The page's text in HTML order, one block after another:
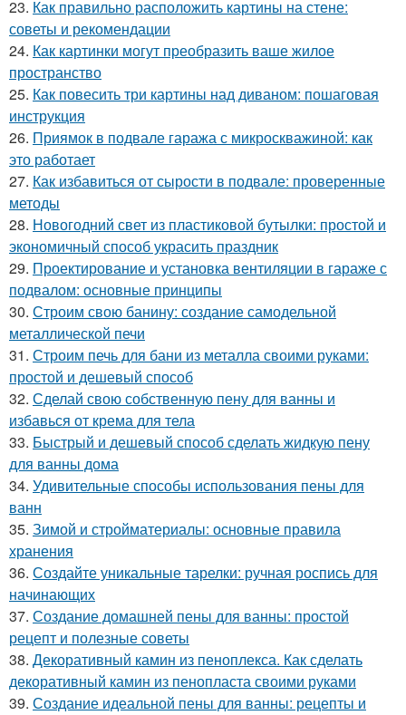
23. Как правильно расположить картины на стене:
советы и рекомендации
24. Как картинки могут преобразить ваше жилое
пространство
25. Как повесить три картины над диваном: пошаговая
инструкция
26. Приямок в подвале гаража с микроскважиной: как
это работает
27. Как избавиться от сырости в подвале: проверенные
методы
28. Новогодний свет из пластиковой бутылки: простой и
экономичный способ украсить праздник
29. Проектирование и установка вентиляции в гараже с
подвалом: основные принципы
30. Строим свою банину: создание самодельной
металлической печи
31. Строим печь для бани из металла своими руками:
простой и дешевый способ
32. Сделай свою собственную пену для ванны и
избавься от крема для тела
33. Быстрый и дешевый способ сделать жидкую пену
для ванны дома
34. Удивительные способы использования пены для
ванн
35. Зимой и стройматериалы: основные правила
хранения
36. Создайте уникальные тарелки: ручная роспись для
начинающих
37. Создание домашней пены для ванны: простой
рецепт и полезные советы
38. Декоративный камин из пеноплекса. Как сделать
декоративный камин из пенопласта своими руками
39. Создание идеальной пены для ванны: рецепты и